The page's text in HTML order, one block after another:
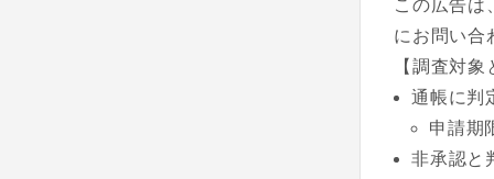
この広告は
にお問い合
【調査対
通帳に判
申請期
非承認と